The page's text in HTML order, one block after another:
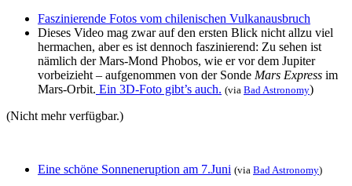
Faszinierende Fotos vom chilenischen Vulkanausbruch
Dieses Video mag zwar auf den ersten Blick nicht allzu viel
hermachen, aber es ist dennoch faszinierend: Zu sehen ist
nämlich der Mars-Mond Phobos, wie er vor dem Jupiter
vorbeizieht – aufgenommen von der Sonde Mars Express im
Mars-Orbit. Ein 3D-Foto gibt’s auch. (via Bad Astronomy)
(Nicht mehr verfügbar.)
Eine schöne Sonneneruption am 7.Juni (via Bad Astronomy)